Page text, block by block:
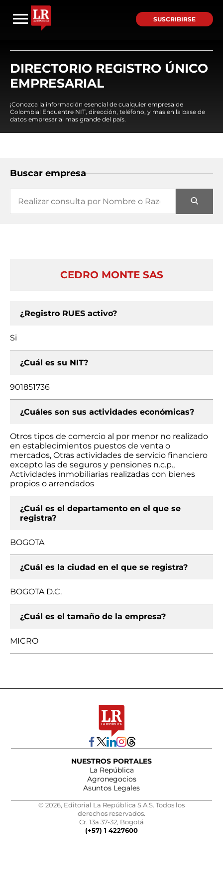
SUSCRIBIRSE
DIRECTORIO REGISTRO ÚNICO
EMPRESARIAL
¡Conozca la información esencial de cualquier empresa de
Colombia! Encuentre NIT, dirección, teléfono, y mas en la base de
datos empresarial mas grande del país.
Buscar empresa
CEDRO MONTE SAS
¿Registro RUES activo?
Si
¿Cuál es su NIT?
901851736
¿Cuáles son sus actividades económicas?
Otros tipos de comercio al por menor no realizado
en establecimientos puestos de venta o
mercados, Otras actividades de servicio financiero
excepto las de seguros y pensiones n.c.p.,
Actividades inmobiliarias realizadas con bienes
propios o arrendados
¿Cuál es el departamento en el que se
registra?
BOGOTA
¿Cuál es la ciudad en el que se registra?
BOGOTA D.C.
¿Cuál es el tamaño de la empresa?
MICRO
NUESTROS PORTALES
La República
Agronegocios
Asuntos Legales
© 2026, Editorial La República S.A.S. Todos los
derechos reservados.
Cr. 13a 37-32, Bogotá
(+57) 1 4227600